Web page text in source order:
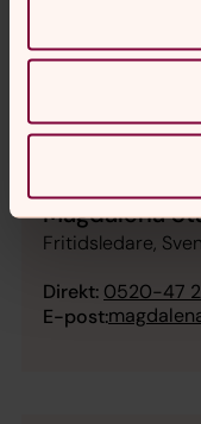
E-post:
Magdalena
Fritidsledare,
Direkt: 0520-47
E-post: